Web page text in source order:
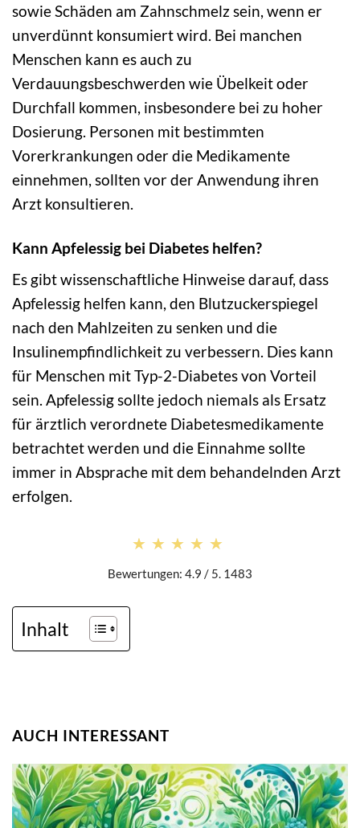
sowie Schäden am Zahnschmelz sein, wenn er
unverdünnt konsumiert wird. Bei manchen
Menschen kann es auch zu
Verdauungsbeschwerden wie Übelkeit oder
Durchfall kommen, insbesondere bei zu hoher
Dosierung. Personen mit bestimmten
Vorerkrankungen oder die Medikamente
einnehmen, sollten vor der Anwendung ihren
Arzt konsultieren.
Kann Apfelessig bei Diabetes helfen?
Es gibt wissenschaftliche Hinweise darauf, dass
Apfelessig helfen kann, den Blutzuckerspiegel
nach den Mahlzeiten zu senken und die
Insulinempfindlichkeit zu verbessern. Dies kann
für Menschen mit Typ-2-Diabetes von Vorteil
sein. Apfelessig sollte jedoch niemals als Ersatz
für ärztlich verordnete Diabetesmedikamente
betrachtet werden und die Einnahme sollte
immer in Absprache mit dem behandelnden Arzt
erfolgen.
★★★★★
★★★★★
Bewertungen: 4.9 / 5. 1483
Inhalt
AUCH INTERESSANT